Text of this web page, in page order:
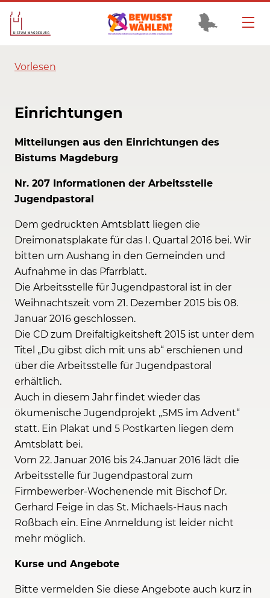
Vorlesen
Einrichtungen
Mitteilungen aus den Einrichtungen des
Bistums Magdeburg
Nr. 207 Informationen der Arbeitsstelle
Jugendpastoral
Dem gedruckten Amtsblatt liegen die
Dreimonatsplakate für das I. Quartal 2016 bei. Wir
bitten um Aushang in den Gemeinden und
Aufnahme in das Pfarrblatt.
Die Arbeitsstelle für Jugendpastoral ist in der
Weihnachtszeit vom 21. Dezember 2015 bis 08.
Januar 2016 geschlossen.
Die CD zum Dreifaltigkeitsheft 2015 ist unter dem
Titel „Du gibst dich mit uns ab“ erschienen und
über die Arbeitsstelle für Jugendpastoral
erhältlich.
Auch in diesem Jahr findet wieder das
ökumenische Jugendprojekt „SMS im Advent“
statt. Ein Plakat und 5 Postkarten liegen dem
Amtsblatt bei.
Vom 22. Januar 2016 bis 24.Januar 2016 lädt die
Arbeitsstelle für Jugendpastoral zum
Firmbewerber-Wochenende mit Bischof Dr.
Gerhard Feige in das St. Michaels-Haus nach
Roßbach ein. Eine Anmeldung ist leider nicht
mehr möglich.
Kurse und Angebote
Bitte vermelden Sie diese Angebote auch kurz in